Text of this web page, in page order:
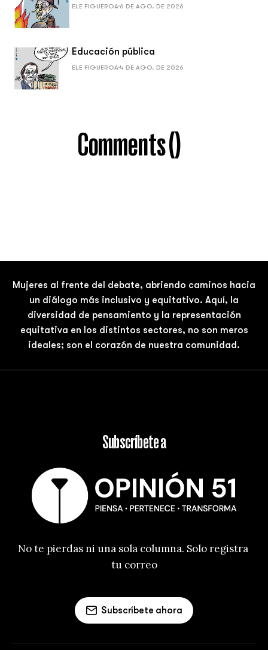
ELE FIGUEROA 6 DE AGO. DE 2026
Educación pública
ELE FIGUEROA 4 DE AGO. DE 2026
Comments ()
Mujeres al frente del debate, abriendo caminos hacia
un diálogo más inclusivo y equitativo. Aquí, la
diversidad de pensamiento y la representación
equitativa en los distintos sectores, no son meros
ideales; son el corazón de nuestra comunidad.
Subscríbete a
No te pierdas ni una sola columna. Solo registra
tu correo
Subscríbete ahora